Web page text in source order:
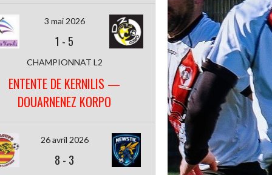
3 mai 2026
1 - 5
CHAMPIONNAT L2
ENTENTE DE KERNILIS —
DOUARNENEZ KORPO
26 avril 2026
8 - 3